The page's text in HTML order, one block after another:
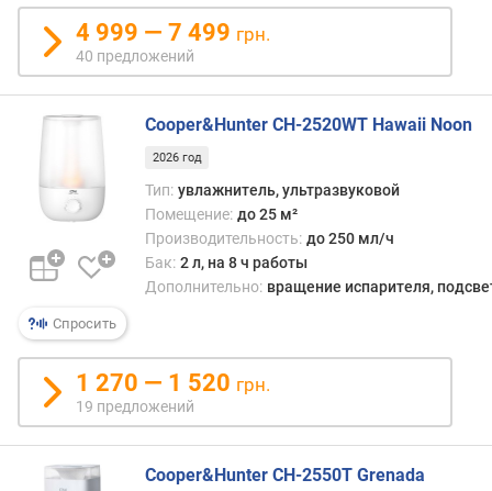
л
а
ж
н
(
²
п
л
о
щ
а
д
ь
4 999 — 7 499 грн.
40 предложений
Спросить
Cooper&Hunter CH-2520WT Hawaii Noon
2026 год
Тип: увлажнитель, ультразвуковой
Помещение: до 25 м²
Производительность: до 250 мл/ч
Бак: 2 л, на 8 ч работы
Дополнительно: вращение испарителя,
1 270 — 1 520 грн.
19 предложений
Cooper&Hunter CH-2550T Grenada